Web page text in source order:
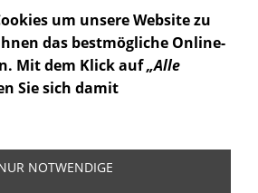
später merken
WARENKORB
um unsere Website zu
das bestmögliche Online-
Mit dem Klick auf„Alle
Sie sich damit
NOTWENDIGE